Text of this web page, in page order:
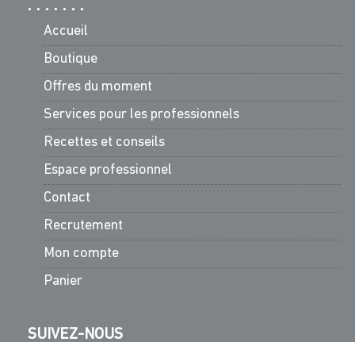
Accueil
Boutique
Offres du moment
Services pour les professionnels
Recettes et conseils
Espace professionnel
Contact
Recrutement
Mon compte
Panier
SUIVEZ-NOUS